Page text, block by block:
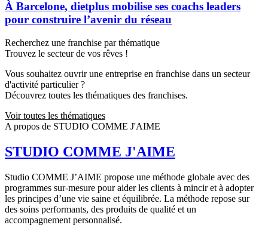
À Barcelone, dietplus mobilise ses coachs leaders
pour construire l’avenir du réseau
Recherchez une franchise par thématique
Trouvez le secteur de vos rêves !
Vous souhaitez ouvrir une entreprise en franchise dans un secteur
d'activité particulier ?
Découvrez toutes les thématiques des franchises.
Voir toutes les thématiques
A propos de STUDIO COMME J'AIME
STUDIO COMME J'AIME
Studio COMME J’AIME propose une méthode globale avec des
programmes sur-mesure pour aider les clients à mincir et à adopter
les principes d’une vie saine et équilibrée. La méthode repose sur
des soins performants, des produits de qualité et un
accompagnement personnalisé.